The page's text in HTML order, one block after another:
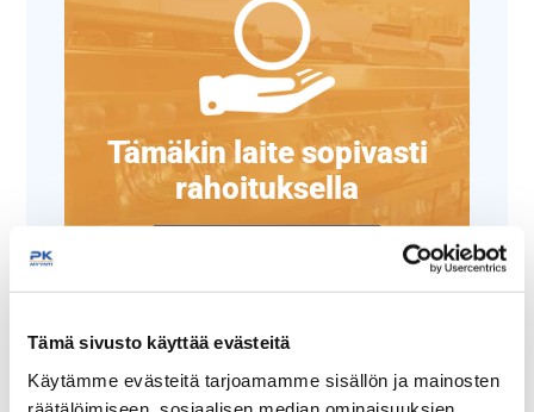
Tämä sivusto käyttää evästeitä
Käytämme evästeitä tarjoamamme sisällön ja mainosten
Tämäkin laite sopivasti
rahoituksella